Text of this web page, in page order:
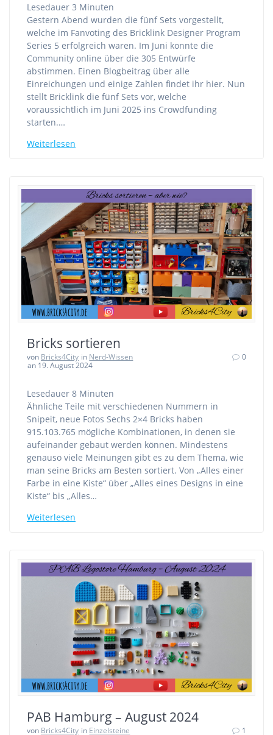
Lesedauer 3 Minuten
Gestern Abend wurden die fünf Sets vorgestellt,
welche im Fanvoting des Bricklink Designer Program
Series 5 erfolgreich waren. Im Juni konnte die
Community online über die 305 Entwürfe
abstimmen. Einen Blogbeitrag über alle
Einreichungen und einige Zahlen findet ihr hier. Nun
stellt Bricklink die fünf Sets vor, welche
voraussichtlich im Juni 2025 ins Crowdfunding
starten.…
Weiterlesen
Bricks sortieren
von Bricks4City in Nerd-Wissen
an 19. August 2024
0
Lesedauer 8 Minuten
Ähnliche Teile mit verschiedenen Nummern in
Snipeit, neue Fotos Sechs 2×4 Bricks haben
915.103.765 mögliche Kombinationen, in denen sie
aufeinander gebaut werden können. Mindestens
genauso viele Meinungen gibt es zu dem Thema, wie
man seine Bricks am Besten sortiert. Von „Alles einer
Farbe in eine Kiste“ über „Alles eines Designs in eine
Kiste“ bis „Alles…
Weiterlesen
PAB Hamburg – August 2024
von Bricks4City in Einzelsteine
1